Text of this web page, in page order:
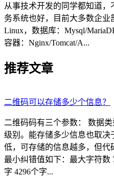
从事技术开发的同学都知道
务系统也好，目前大多数企业
Linux，数据库：Mysql/
容器：Nginx/Tomcat/A...
推荐文章
二维码可以存储多少个信息？
二维码码有三个参数： 数据
级别。能存储多少信息也取
低，可存储的信息越多，但代
最小纠错值如下：最大字符数
字 4296个字...